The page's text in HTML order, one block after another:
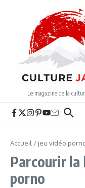
Le magazine de la
Accueil / jeu vidéo
Parcourir la
porno